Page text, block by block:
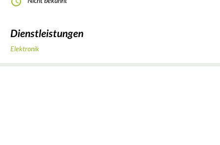
Dienstleistungen
Elektronik